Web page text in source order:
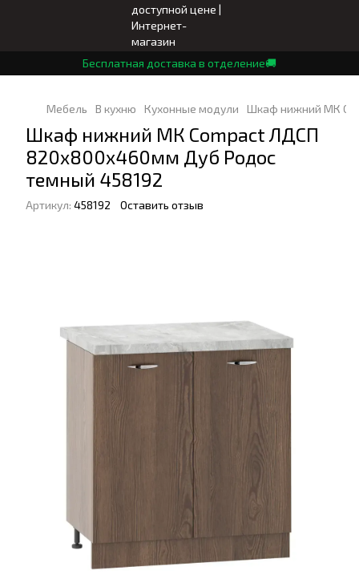
Бесплатная доставка в отделение🚚
Мебель В кухню Кухонные модули Шкаф нижний МК
Шкаф нижний МК Compact ЛДСП
820х800х460мм Дуб Родос
темный 458192
Артикул: 458192 Оставить отзыв